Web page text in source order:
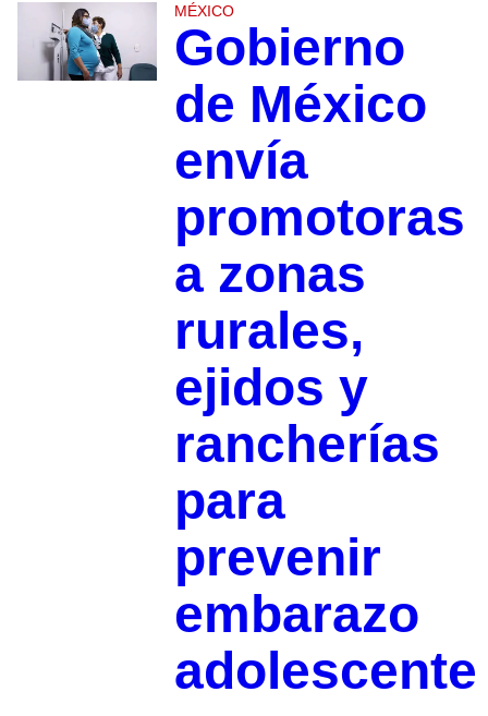
MÉXICO
Gobierno
de México
envía
promotoras
a zonas
rurales,
ejidos y
rancherías
para
prevenir
embarazo
adolescente